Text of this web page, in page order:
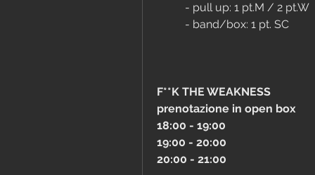
	- pull up: 1 pt.M / 2 pt.W
	- band/box: 1 pt. SC
F**K THE WEAKNESS
prenotazione in open box
18:00 - 19:00
19:00 - 20:00
20:00 - 21:00